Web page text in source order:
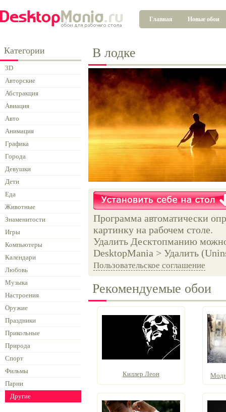
Главная Новые обои
Категории
3D
Авторские
Абстракция
Авиация
Авто
Анимация
Графика
Города
Девушки
Дети
Еда
Животные
Знаменитости
Игры
Компьютеры
Календари
Любовь
Музыка
Настроения
Оружие
Праздники
Прикольные
Природа
Спорт
Фильмы
Парни
Другие
В лодке
Программа автоматически
картинку на рабочем столе.
Удалить Десктопманию
DesktopMania > Удалить
Пользовательское соглашение
Рекомендуемые обои
Киллер Леон